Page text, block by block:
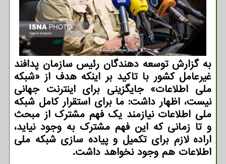
به گزارش توسعه دهندگان رئیس سازمان پدافند
غیرعامل كشور با تاكید بر اینكه هدف از «شبكه
ملی اطلاعات» جایگزینی برای اینترنت جهانی
نیست، اظهار داشت: ما برای استقرار كامل شبكه
ملی اطلاعات نیازمند یك فهم مشترك از مبحث
و تا زمانی كه این فهم مشترك به وجود نیاید،
اراده لازم برای تكمیل و پیاده سازی شبكه ملی
اطلاعات هم وجود نخواهد داشت.